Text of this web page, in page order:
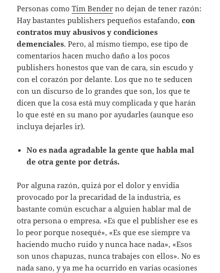
Personas comoTim Bender no dejan de tener razón:
Hay bastantes publishers pequeños estafando,con
contratos muy abusivos y condiciones
demenciales. Pero, al mismo tiempo, ese tipo de
comentarios hacen mucho daño a los pocos
publishers honestos que van de cara, sin escudo y
con el corazón por delante. Los que no te seducen
con un discurso de lo grandes que son, los que te
dicen que la cosa está muy complicada y que harán
lo que esté en su mano por ayudarles (aunque eso
incluya dejarles ir).
No es nada agradable la gente que habla mal
de otra gente por detrás.
Por alguna razón, quizá por el dolor y envidia
provocado por la precaridad de la industria, es
bastante común escuchar a alguien hablar mal de
otra persona o empresa. «Es que el publisher ese es
lo peor porque nosequé», «Es que ese siempre va
haciendo mucho ruido y nunca hace nada», «Esos
son unos chapuzas, nunca trabajes con ellos». No es
nada sano, y ya me ha ocurrido en varias ocasiones